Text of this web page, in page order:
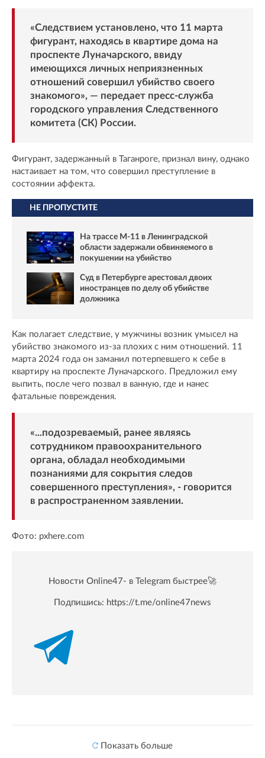
«Следствием установлено, что 11 марта
фигурант, находясь в квартире дома на
проспекте Луначарского, ввиду
имеющихся личных неприязненных
отношений совершил убийство своего
знакомого», — передает пресс-служба
городского управления Следственного
комитета (СК) России.
Фигурант, задержанный в Таганроге, признал вину, однако
настаивает на том, что совершил преступление в
состоянии аффекта.
НЕ ПРОПУСТИТЕ
На трассе М-11 в Ленинградской
области задержали обвиняемого в
покушении на убийство
Суд в Петербурге арестовал двоих
иностранцев по делу об убийстве
должника
Как полагает следствие, у мужчины возник умысел на
убийство знакомого из-за плохих с ним отношений. 11
марта 2024 года он заманил потерпевшего к себе в
квартиру на проспекте Луначарского. Предложил ему
выпить, после чего позвал в ванную, где и нанес
фатальные повреждения.
«...подозреваемый, ранее являясь
сотрудником правоохранительного
органа, обладал необходимыми
познаниями для сокрытия следов
совершенного преступления», - говорится
в распространенном заявлении.
Фото: pxhere.com
Новости Online47- в Telegram быстрее🚀
Подпишись: https://t.me/online47news
Показать больше